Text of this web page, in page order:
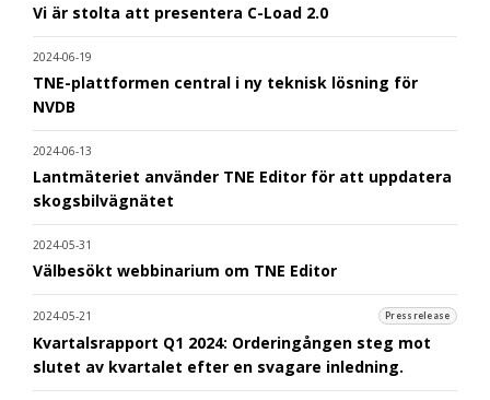
Vi är stolta att presentera C-Load 2.0
2024-06-19
TNE-plattformen central i ny teknisk lösning för
NVDB
2024-06-13
Lantmäteriet använder TNE Editor för att uppdatera
skogsbilvägnätet
2024-05-31
Välbesökt webbinarium om TNE Editor
2024-05-21 Pressrelease
Kvartalsrapport Q1 2024: Orderingången steg mot
slutet av kvartalet efter en svagare inledning.